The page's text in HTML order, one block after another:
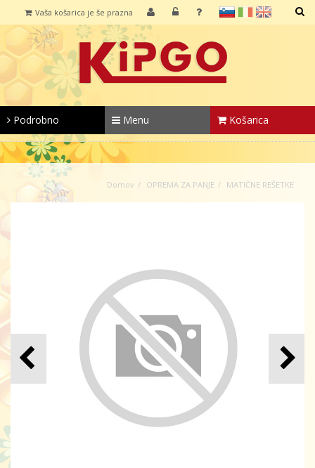
IŠČI
sl it
Vaša košarica je še prazna
Podrobno Menu Košarica
Domov OPREMA ZA PANJE MATIČNE REŠETKE